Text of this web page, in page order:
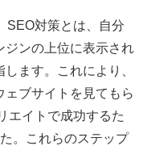
SEO対策とは、自分
ジンの上位に表示され
ます。これにより、
ェブサイトを見てもら
エイトで成功するた
。これらのステップ